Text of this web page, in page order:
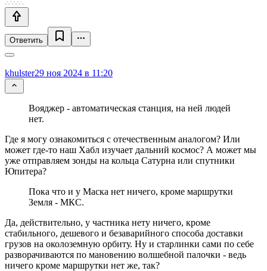
Ответить
khulster29 ноя 2024 в 11:20
Вояджер - автоматическая станция, на ней людей
нет.
Где я могу ознакомиться с отечественным аналогом? Или
может где-то наш Хабл изучает дальний космос? А может мы
уже отправляем зонды на кольца Сатурна или спутники
Юпитера?
Пока что и у Маска нет ничего, кроме маршрутки
Земля - МКС.
Да, действительно, у частника нету ничего, кроме
стабильного, дешевого и безаварийного способа доставки
грузов на околоземную орбиту. Ну и старлинки сами по себе
разворачиваются по мановению волшебной палочки - ведь
ничего кроме маршрутки нет же, так?